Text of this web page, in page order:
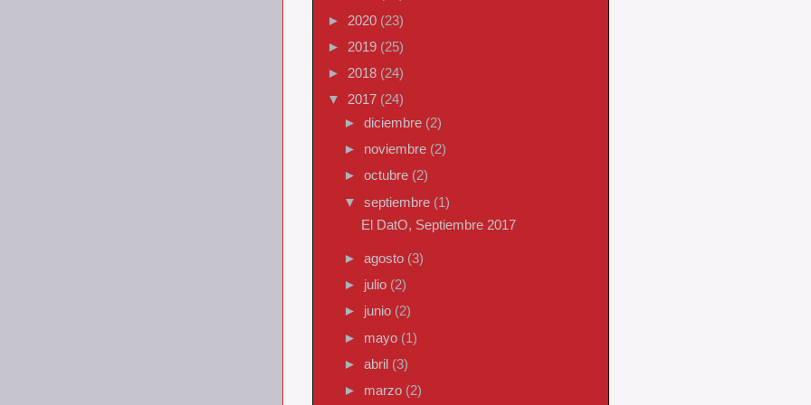
► 2020 (23)
► 2019 (25)
► 2018 (24)
▼ 2017 (24)
► diciembre (2)
► noviembre (2)
► octubre (2)
▼ septiembre (1)
El DatO, Septiembre 2017
► agosto (3)
► julio (2)
► junio (2)
► mayo (1)
► abril (3)
► marzo (2)